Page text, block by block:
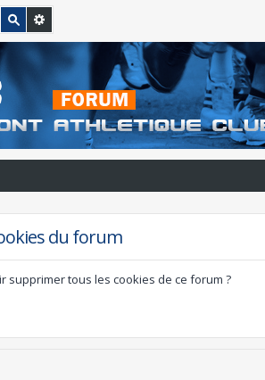
du forum
supprimer tous les cookies de ce forum ?